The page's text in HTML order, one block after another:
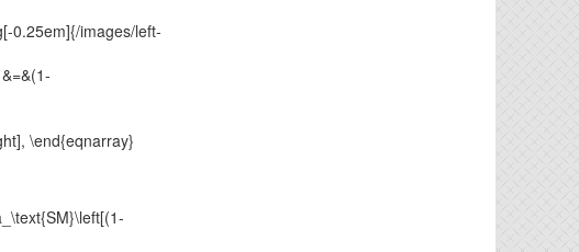
0.25em]{/images/left-
\end{eqnarray}